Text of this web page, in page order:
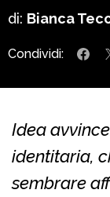
di: Bianca
Condividi:
Idea
identitaria,
sembrare